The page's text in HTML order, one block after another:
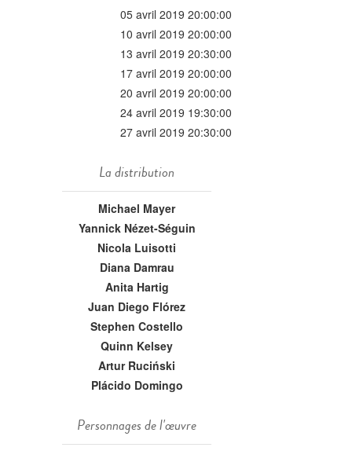
05 avril 2019 20:00:00
10 avril 2019 20:00:00
13 avril 2019 20:30:00
17 avril 2019 20:00:00
20 avril 2019 20:00:00
24 avril 2019 19:30:00
27 avril 2019 20:30:00
La distribution
Michael Mayer
Yannick Nézet-Séguin
Nicola Luisotti
Diana Damrau
Anita Hartig
Juan Diego Flórez
Stephen Costello
Quinn Kelsey
Artur Ruciński
Plácido Domingo
Personnages de l'œuvre